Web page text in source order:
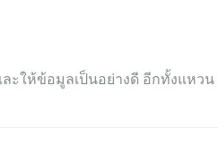
ให้ข้อมูลเป็นอย่างดี อีกทั้งแหวน